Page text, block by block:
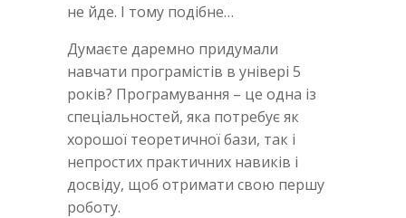
не йде. І тому подібне…
Думаєте даремно придумали
навчати програмістів в універі 5
років? Програмування – це одна із
спеціальностей, яка потребує як
хорошої теоретичної бази, так і
непростих практичних навиків і
досвіду, щоб отримати свою першу
роботу.